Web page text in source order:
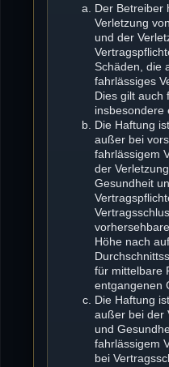
Der Betreiber
Verletzung
und der
Schäden, die
fahrlässiges
Dies gilt auch
insbesondere
Die Haftung
außer bei
fahrlässigem
der
Gesundheit
Höhe nach
für mittelbare
entgangenen
Die Haftung
außer bei der
und
fahrlässigem
bei